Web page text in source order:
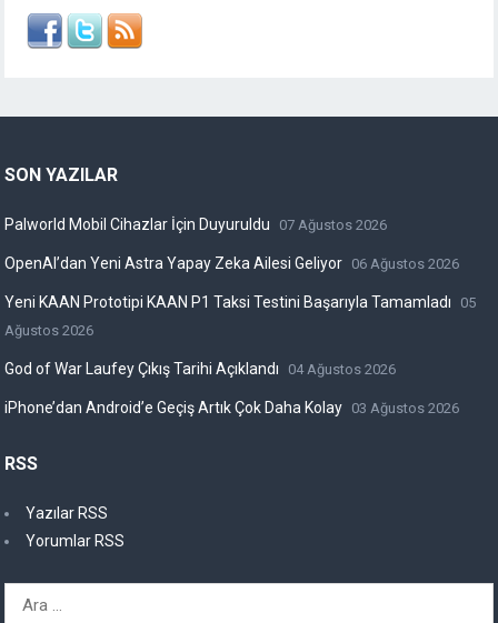
SON YAZILAR
Palworld Mobil Cihazlar İçin Duyuruldu 07 Ağustos 2026
OpenAI’dan Yeni Astra Yapay Zeka Ailesi Geliyor 06 Ağustos 2026
Yeni KAAN Prototipi KAAN P1 Taksi Testini Başarıyla Tamamladı
05
Ağustos 2026
God of War Laufey Çıkış Tarihi Açıklandı 04 Ağustos 2026
iPhone’dan Android’e Geçiş Artık Çok Daha Kolay 03 Ağustos 2026
RSS
Yazılar RSS
Yorumlar RSS
Arama: